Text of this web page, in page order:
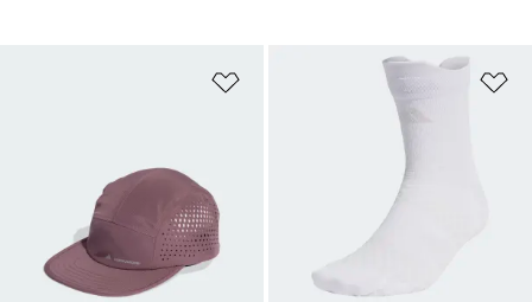
Favori Listesine Ekle